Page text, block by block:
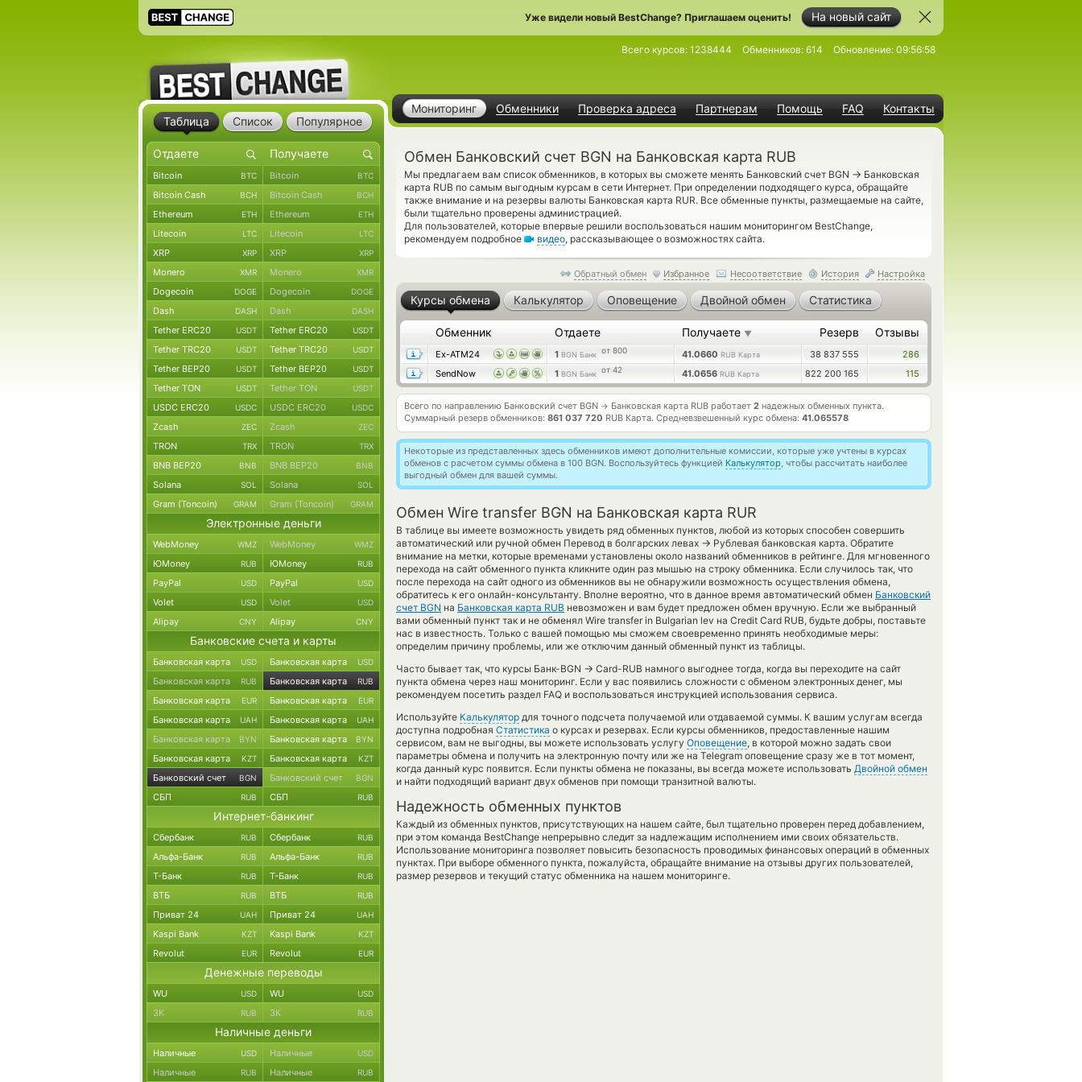
На новый сайт
Уже видели новый BestChange? Приглашаем оценить!
Мониторинг Обменники Проверка адреса Партнерам Помощь FAQ Контакты
Всего курсов: 1238444 Обменников: 614 Обновление: 09:56:58
Обмен Банковский счет BGN на Банковская карта RUB
Мы предлагаем вам список обменников, в которых вы сможете менять Банковский счет BGN → Банковская
карта RUB по самым выгодным курсам в сети Интернет. При определении подходящего курса, обращайте
также внимание и на резервы валюты Банковская карта RUR. Все обменные пункты, размещаемые на сайте,
были тщательно проверены администрацией.
Для пользователей, которые впервые решили воспользоваться нашим мониторингом BestChange,
рекомендуем подробное
видео, рассказывающее о возможностях сайта.
Обратный обмен Избранное Несоответствие История Настройка
Курсы обмена Калькулятор Оповещение Двойной обмен Статистика
Обменник Отдаете Получаете ▼ Резерв Отзывы
Ex-ATM24 1 BGN Банк от 800 41.0660 RUB Карта 38 837 555
286
SendNow
1 BGN Банк от 42 41.0656 RUB Карта 822 200 165 115
Всего по направлению Банковский счет BGN → Банковская карта RUB работает 2 надежных обменных пункта.
Суммарный резерв обменников: 861 037 720 RUB Карта. Средневзвешенный курс обмена: 41.065578
Некоторые из представленных здесь обменников имеют дополнительные комиссии, которые уже учтены в курсах
обменов с расчетом суммы обмена в 100 BGN. Воспользуйтесь функцией Калькулятор, чтобы рассчитать наиболее
выгодный обмен для вашей суммы.
Обмен Wire transfer BGN на Банковская карта RUR
В таблице вы имеете возможность увидеть ряд обменных пунктов, любой из которых способен совершить
автоматический или ручной обмен Перевод в болгарских левах → Рублевая банковская карта. Обратите
внимание на метки, которые временами установлены около названий обменников в рейтинге. Для мгновенного
перехода на сайт обменного пункта кликните один раз мышью на строку обменника. Если случилось так, что
после перехода на сайт одного из обменников вы не обнаружили возможность осуществления обмена,
обратитесь к его онлайн-консультанту. Вполне вероятно, что в данное время автоматический обмен Банковский
счет BGN на Банковская карта RUB невозможен и вам будет предложен обмен вручную. Если же выбранный
вами обменный пункт так и не обменял Wire transfer in Bulgarian lev на Credit Card RUB, будьте добры, поставьте
нас в известность. Только с вашей помощью мы сможем своевременно принять необходимые меры:
определим причину проблемы, или же отключим данный обменный пункт из таблицы.
Часто бывает так, что курсы Банк-BGN → Card-RUB намного выгоднее тогда, когда вы переходите на сайт
пункта обмена через наш мониторинг. Если у вас появились сложности с обменом электронных денег, мы
рекомендуем посетить раздел FAQ и воспользоваться инструкцией использования сервиса.
Используйте Калькулятор для точного подсчета получаемой или отдаваемой суммы. К вашим услугам всегда
доступна подробная Статистика о курсах и резервах. Если курсы обменников, предоставленные нашим
сервисом, вам не выгодны, вы можете использовать услугу Оповещение, в которой можно задать свои
параметры обмена и получить на электронную почту или же на Telegram оповещение сразу же в тот момент,
когда данный курс появится. Если пункты обмена не показаны, вы всегда можете использовать Двойной обмен
и найти подходящий вариант двух обменов при помощи транзитной валюты.
Надежность обменных пунктов
Каждый из обменных пунктов, присутствующих на нашем сайте, был тщательно проверен перед добавлением,
при этом команда BestChange непрерывно следит за надлежащим исполнением ими своих обязательств.
Использование мониторинга позволяет повысить безопасность проводимых финансовых операций в обменных
пунктах. При выборе обменного пункта, пожалуйста, обращайте внимание на отзывы других пользователей,
размер резервов и текущий статус обменника на нашем мониторинге.
Таблица Список Популярное
Bitcoin BTC Bitcoin BTC
Bitcoin Cash BCH Bitcoin Cash BCH
Ethereum ETH Ethereum ETH
Litecoin LTC Litecoin LTC
XRP XRP XRP XRP
Monero XMR Monero XMR
Dogecoin DOGE Dogecoin DOGE
Dash DASH Dash DASH
Tether ERC20 USDT Tether ERC20 USDT
Tether TRC20 USDT Tether TRC20 USDT
Tether BEP20 USDT Tether BEP20 USDT
Tether TON USDT Tether TON USDT
USDC ERC20 USDC USDC ERC20 USDC
Zcash ZEC Zcash ZEC
TRON TRX TRON TRX
BNB BEP20 BNB BNB BEP20 BNB
Solana SOL Solana SOL
Gram (Toncoin) GRAM Gram (Toncoin) GRAM
Электронные деньги
WebMoney WMZ WebMoney WMZ
ЮMoney RUB ЮMoney RUB
PayPal USD PayPal USD
Volet USD Volet USD
Alipay CNY Alipay CNY
Банковские счета и карты
Банковская карта USD Банковская карта USD
Банковская карта RUB Банковская карта RUB
Банковская карта EUR Банковская карта EUR
Банковская карта UAH Банковская карта UAH
Банковская карта BYN Банковская карта BYN
Банковская карта KZT Банковская карта KZT
Банковский счет BGN Банковский счет BGN
СБП RUB СБП RUB
Интернет-банкинг
Сбербанк RUB Сбербанк RUB
Альфа-Банк RUB Альфа-Банк RUB
Т-Банк RUB Т-Банк RUB
ВТБ RUB ВТБ RUB
Приват 24 UAH Приват 24 UAH
Kaspi Bank KZT Kaspi Bank KZT
Revolut EUR Revolut EUR
Денежные переводы
WU USD WU USD
ЗК RUB ЗК RUB
Наличные деньги
Наличные USD Наличные USD
Наличные RUB Наличные RUB